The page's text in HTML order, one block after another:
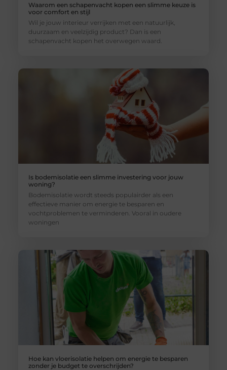
Waarom een schapenvacht kopen een slimme keuze is
voor comfort en stijl
Wil je jouw interieur verrijken met een natuurlijk,
duurzaam en veelzijdig product? Dan is een
schapenvacht kopen het overwegen waard.
Is bodemisolatie een slimme investering voor jouw
woning?
Bodemisolatie wordt steeds populairder als een
effectieve manier om energie te besparen en
vochtproblemen te verminderen. Vooral in oudere
woningen
Hoe kan vloerisolatie helpen om energie te besparen
zonder je budget te overschrijden?